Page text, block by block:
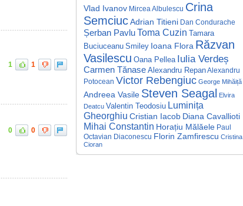
1 1
0 0
Vlad Ivanov Mircea Albulescu Crina
SemciucAdrian Titieni Dan Condurache
Șerban PavluToma Cuzin Tamara
Buciuceanu Smiley Ioana Flora Răzvan
Vasilescu Oana Pellea Iulia Verdeș
Carmen Tănase Alexandru RepanAlexandru
Potocean Victor Rebengiuc George Mihăiță
Andreea Vasile Steven Seagal
Elvira
Deatcu Valentin Teodosiu Luminița
Gheorghiu Cristian Iacob Diana Cavallioti
Mihai Constantin Horațiu Mălăele Paul
Octavian Diaconescu Florin Zamfirescu Cristina
Cioran